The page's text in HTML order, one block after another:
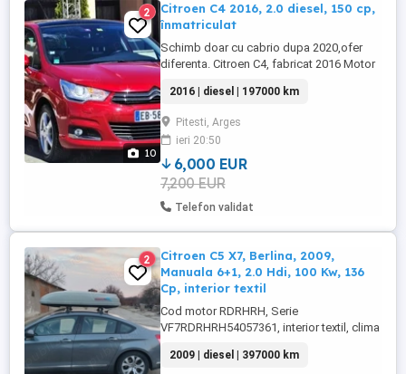
10
2
Citroen C4 2016, 2.0 diesel, 150 cp,
înmatriculat
Schimb doar cu cabrio dupa 2020,ofer
diferenta. Citroen C4, fabricat 2016 Motor
manuala 6+1 Varianta full Incalzire scaune
Masaj scaun Blind Spot Assist (asistenta
depasire unghi mort) Încălzire în scaune
Plafon panoramic Frână de mana electrica
Keyless go keyless ...
2016 | diesel | 197000 km
Pitesti, Arges
ieri 20:50
6,000 EUR
7,200 EUR
Telefon validat
2
Citroen C5 X7, Berlina, 2009,
Manuala 6+1, 2.0 Hdi, 100 Kw, 136
Cp, interior textil
Cod motor RDRHRH, Serie
VF7RDRHRH54057361, interior textil, clima
computer bord, 397000 Km in crestere,
2009 | diesel | 397000 km